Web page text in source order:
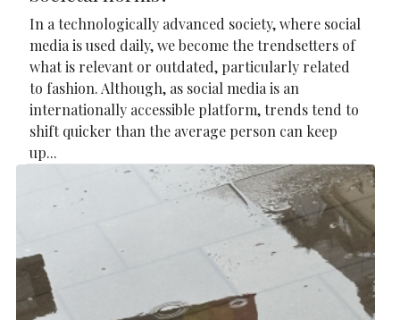
In a technologically advanced society, where social
media is used daily, we become the trendsetters of
what is relevant or outdated, particularly related
to fashion. Although, as social media is an
internationally accessible platform, trends tend to
shift quicker than the average person can keep
up...